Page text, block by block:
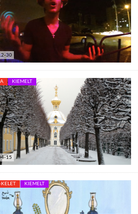
30
15
KIEMELT
KELET KIEMELT